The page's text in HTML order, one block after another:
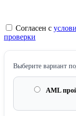
Согласен с
проверки
Выберите вариант
AML